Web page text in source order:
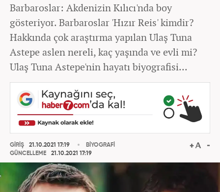
Barbaroslar: Akdenizin Kılıcı'nda boy
gösteriyor. Barbaroslar 'Hızır Reis' kimdir?
Hakkında çok araştırma yapılan Ulaş Tuna
Astepe aslen nereli, kaç yaşında ve evli mi?
Ulaş Tuna Astepe'nin hayatı biyografisi...
GİRİŞ
21.10.2021 17:19
GÜNCELLEME
21.10.2021 17:19
BİYOGRAFİ